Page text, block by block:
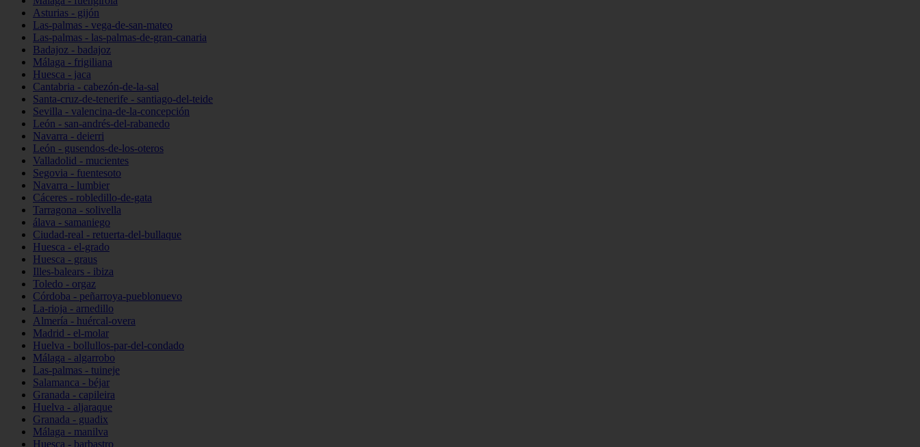
Asturias - gijón
Las-palmas - vega-de-san-mateo
Las-palmas - las-palmas-de-gran-canaria
Badajoz - badajoz
Málaga - frigiliana
Huesca - jaca
Cantabria - cabezón-de-la-sal
Santa-cruz-de-tenerife - santiago-del-teide
Sevilla - valencina-de-la-concepción
León - san-andrés-del-rabanedo
Navarra - deierri
León - gusendos-de-los-oteros
Valladolid - mucientes
Segovia - fuentesoto
Navarra - lumbier
Cáceres - robledillo-de-gata
Tarragona - solivella
álava - samaniego
Ciudad-real - retuerta-del-bullaque
Huesca - el-grado
Huesca - graus
Illes-balears - ibiza
Toledo - orgaz
Córdoba - peñarroya-pueblonuevo
La-rioja - arnedillo
Almería - huércal-overa
Madrid - el-molar
Huelva - bollullos-par-del-condado
Málaga - algarrobo
Las-palmas - tuineje
Salamanca - béjar
Granada - capileira
Huelva - aljaraque
Granada - guadix
Málaga - manilva
Huesca - barbastro